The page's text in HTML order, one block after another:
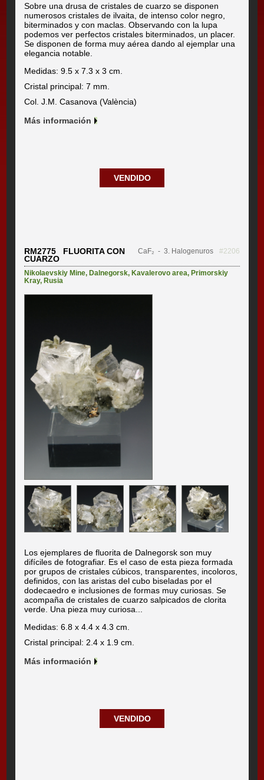
Sobre una drusa de cristales de cuarzo se disponen
numerosos cristales de ilvaita, de intenso color negro,
biterminados y con maclas. Observando con la lupa
podemos ver perfectos cristales biterminados, un placer.
Se disponen de forma muy aérea dando al ejemplar una
elegancia notable.
Medidas: 9.5 x 7.3 x 3 cm.
Cristal principal: 7 mm.
Col. J.M. Casanova (València)
Más información
VENDIDO
RM2775 FLUORITA CON
CUARZO
CaF₂ - 3. Halogenuros #2206
Nikolaevskiy Mine,Dalnegorsk,Kavalerovo area,Primorskiy
Kray,Rusia
Los ejemplares de fluorita de Dalnegorsk son muy
difíciles de fotografiar. Es el caso de esta pieza formada
por grupos de cristales cúbicos, transparentes, incoloros,
definidos, con las aristas del cubo biseladas por el
dodecaedro e inclusiones de formas muy curiosas. Se
acompaña de cristales de cuarzo salpicados de clorita
verde. Una pieza muy curiosa...
Medidas: 6.8 x 4.4 x 4.3 cm.
Cristal principal: 2.4 x 1.9 cm.
Más información
VENDIDO